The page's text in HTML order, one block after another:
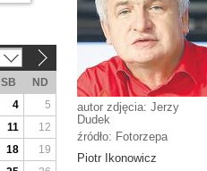
autor zdjęcia: Jerzy
Dudek
źródło: Fotorzepa
Piotr Ikonowicz
SB
ND
4
5
11
12
18
19